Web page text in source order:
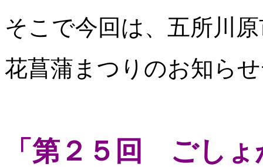
そこで今回は、五所川
花菖蒲まつりのお知ら
「第２５回 ごし